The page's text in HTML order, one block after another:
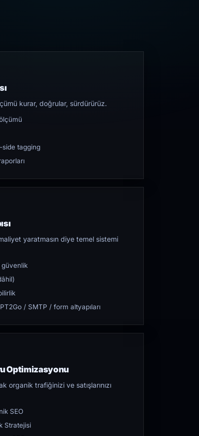
kurar, doğrular, sürdürürüz.
side tagging
yaratmasın diye temel sistemi
güvenlik
/ SMTP / form altyapıları
Optimizasyonu
organik trafiğinizi ve satışlarınızı
SEO
Stratejisi